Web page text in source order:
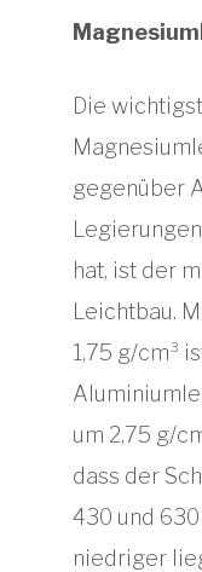
Die
gegenüber
hat, ist der
Leichtbau.
1,75 g/cm³
um 2,75 g/
dass der
430 und
niedriger